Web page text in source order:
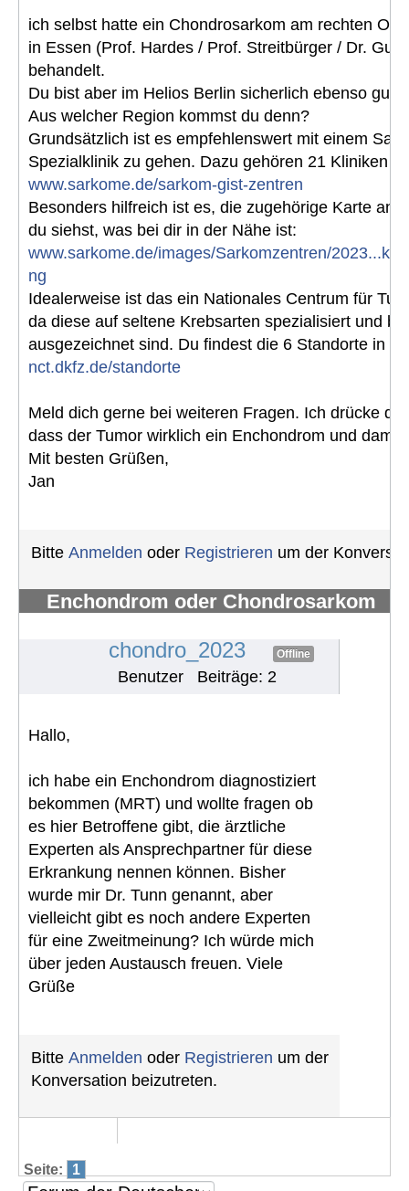
ich selbst hatte ein Chondrosarkom am rechten
in Essen (Prof. Hardes / Prof. Streitbürger / Dr.
behandelt.
Du bist aber im Helios Berlin sicherlich ebenso gut
Aus welcher Region kommst du denn?
Grundsätzlich ist es empfehlenswert mit einem
Spezialklinik zu gehen. Dazu gehören 21 Kliniken
www.sarkome.de/sarkom-gist-zentren
Besonders hilfreich ist es, die zugehörige Karte
du siehst, was bei dir in der Nähe ist:
www.sarkome.de/images/Sarkomzentren/
ng
Idealerweise ist das ein Nationales Centrum für
da diese auf seltene Krebsarten spezialisiert und
ausgezeichnet sind. Du findest die 6 Standorte in
nct.dkfz.de/standorte
Meld dich gerne bei weiteren Fragen. Ich drücke dir
dass der Tumor wirklich ein Enchondrom und damit
Mit besten Grüßen,
Jan
Bitte Anmelden oder Registrieren um der
Enchondrom oder Chondrosarkom
chondro_2023 Offline
Benutzer Beiträge: 2
Hallo,
ich habe ein Enchondrom diagnostiziert
bekommen (MRT) und wollte fragen ob
es hier Betroffene gibt, die ärztliche
Experten als Ansprechpartner für diese
Erkrankung nennen können. Bisher
wurde mir Dr. Tunn genannt, aber
vielleicht gibt es noch andere Experten
für eine Zweitmeinung? Ich würde mich
über jeden Austausch freuen. Viele
Grüße
Bitte Anmelden oder Registrieren um der
Konversation beizutreten.
Seite: 1